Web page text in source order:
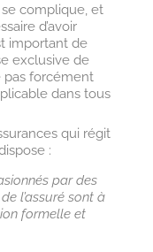
complique, et
d’avoir
important de
exclusive de
pas forcément
dans tous
qui régit
:
par des
l’assuré sont à
formelle et